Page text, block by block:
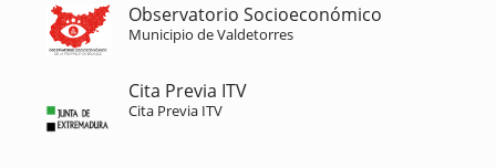
Observatorio Socioeconómico
Municipio de Valdetorres
Cita Previa ITV
Cita Previa ITV